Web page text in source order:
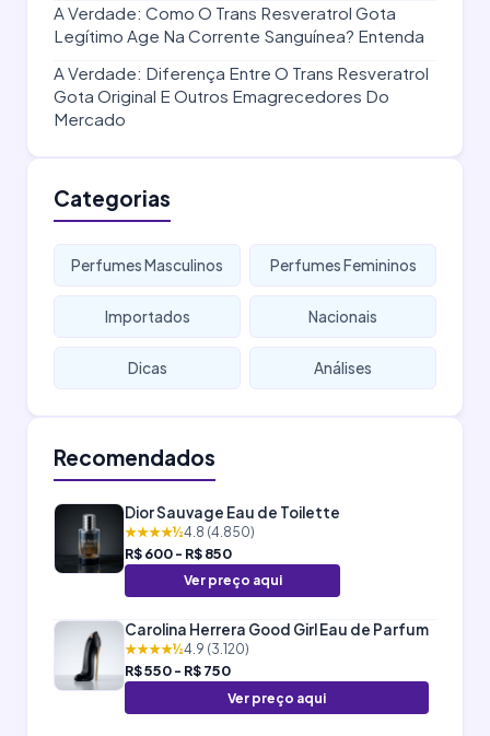
A Verdade: Como O Trans Resveratrol Gota
Legítimo Age Na Corrente Sanguínea? Entenda
A Verdade: Diferença Entre O Trans Resveratrol
Gota Original E Outros Emagrecedores Do
Mercado
Categorias
Perfumes Masculinos Perfumes Femininos
Importados Nacionais
Dicas Análises
Recomendados
Dior Sauvage Eau de Toilette
★★★★½4.8 (4.850)
R$ 600 - R$ 850
Ver preço aqui
Carolina Herrera Good Girl Eau de Parfum
★★★★½4.9 (3.120)
R$ 550 - R$ 750
Ver preço aqui